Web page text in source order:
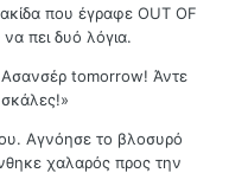
που έγραφε OUT OF
να πει δυό λόγια.
tomorrow! Άντε
Αγνόησε το βλοσυρό
χαλαρός προς την